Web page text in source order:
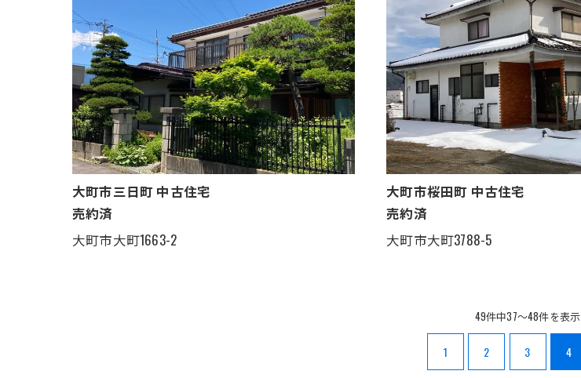
大町市三日町 中古住宅
売約済
大町市大町1663-2
大町市桜田町 中古住宅
売約済
大町市大町3788-5
49件中37～48件を表示
1 2 3 4